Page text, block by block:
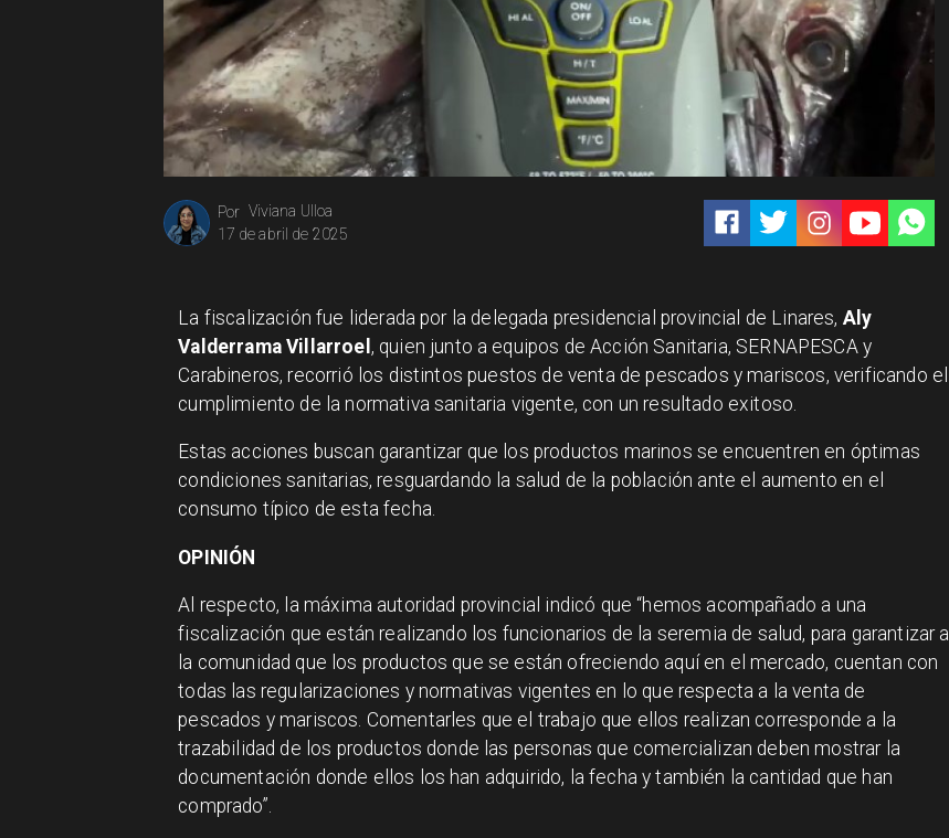
Viviana Ulloa
Por
17 de abril de 2025
La fiscalización fue liderada por la delegada presidencial provincial de Linares, Aly
Valderrama Villarroel , quien junto a equipos de Acción Sanitaria, SERNAPESCA y
Carabineros, recorrió los distintos puestos de venta de pescados y mariscos, verificando el
cumplimiento de la normativa sanitaria vigente, con un resultado exitoso.
Estas acciones buscan garantizar que los productos marinos se encuentren en óptimas
condiciones sanitarias, resguardando la salud de la población ante el aumento en el
consumo típico de esta fecha.
OPINIÓN
Al respecto, la máxima autoridad provincial indicó que “hemos acompañado a una
fiscalización que están realizando los funcionarios de la seremia de salud, para garantizar a
la comunidad que los productos que se están ofreciendo aquí en el mercado, cuentan con
todas las regularizaciones y normativas vigentes en lo que respecta a la venta de
pescados y mariscos. Comentarles que el trabajo que ellos realizan corresponde a la
trazabilidad de los productos donde las personas que comercializan deben mostrar la
documentación donde ellos los han adquirido, la fecha y también la cantidad que han
comprado”.